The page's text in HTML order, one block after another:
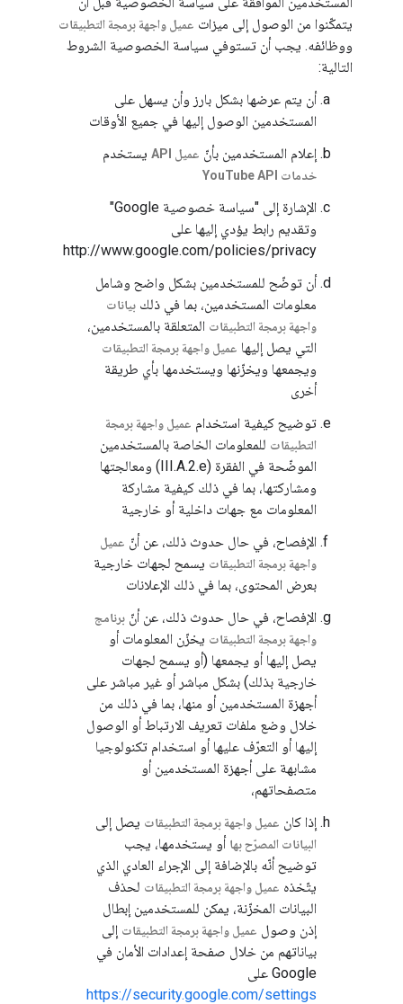
يتمكّنوا من الوصول إلى ميزات عميل واجهة برمجة التطبيقات
ووظائفه. يجب أن تستوفي سياسة الخصوصية الشروط
التالية:
أن يتم عرضها بشكل بارز وأن يسهل على
المستخدمين الوصول إليها في جميع الأوقات
إعلام المستخدمين بأنّ عميل API يستخدم
خدمات YouTube API
الإشارة إلى "سياسة خصوصية Google"
وتقديم رابط يؤدي إليها على
http://www.google.com/policies/privacy
أن توضّح للمستخدمين بشكل واضح وشامل
معلومات المستخدمين، بما في ذلك بيانات
واجهة برمجة التطبيقات المتعلقة بالمستخدمين،
التي يصل إليها عميل واجهة برمجة التطبيقات
ويجمعها ويخزّنها ويستخدمها بأي طريقة
أخرى
توضيح كيفية استخدام عميل واجهة برمجة
التطبيقات للمعلومات الخاصة بالمستخدمين
الموضّحة في الفقرة (III.A.2.e) ومعالجتها
ومشاركتها، بما في ذلك كيفية مشاركة
المعلومات مع جهات داخلية أو خارجية
الإفصاح، في حال حدوث ذلك، عن أنّ عميل
واجهة برمجة التطبيقات يسمح لجهات خارجية
بعرض المحتوى، بما في ذلك الإعلانات
الإفصاح، في حال حدوث ذلك، عن أنّ برنامج
واجهة برمجة التطبيقات يخزّن المعلومات أو
يصل إليها أو يجمعها (أو يسمح لجهات
خارجية بذلك) بشكل مباشر أو غير مباشر على
أجهزة المستخدمين أو منها، بما في ذلك من
خلال وضع ملفات تعريف الارتباط أو الوصول
إليها أو التعرّف عليها أو استخدام تكنولوجيا
مشابهة على أجهزة المستخدمين أو
متصفحاتهم،
إذا كان عميل واجهة برمجة التطبيقات يصل إلى
البيانات المصرّح بها أو يستخدمها، يجب
توضيح أنّه بالإضافة إلى الإجراء العادي الذي
يتّخذه عميل واجهة برمجة التطبيقات لحذف
البيانات المخزّنة، يمكن للمستخدمين إبطال
إذن وصول عميل واجهة برمجة التطبيقات إلى
بياناتهم من خلال صفحة إعدادات الأمان في
Google على
https://security.google.com/settings